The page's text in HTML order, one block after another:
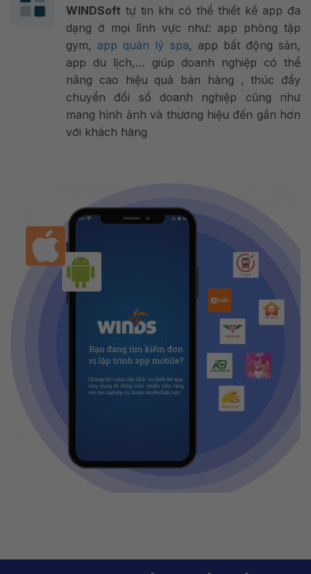
WINDSoft tự tin khi có thể thiết kế app đa
dạng ở mọi lĩnh vực như: app phòng tập
gym, app quản lý spa, app bất động sản,
app du lịch,… giúp doanh nghiệp có thể
nâng cao hiệu quả bán hàng , thúc đẩy
chuyển đổi số doanh nghiệp cũng như
mang hình ảnh và thương hiệu đến gần hơn
với khách hàng